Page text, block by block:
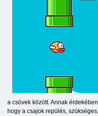
a csövek között. Annak
hogy a csajok repülés, szükséges,